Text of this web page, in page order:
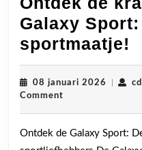
Galaxy
sportmaatje!
de
08 januari 2026 08
Comment
Ontdek de Galaxy Sport: